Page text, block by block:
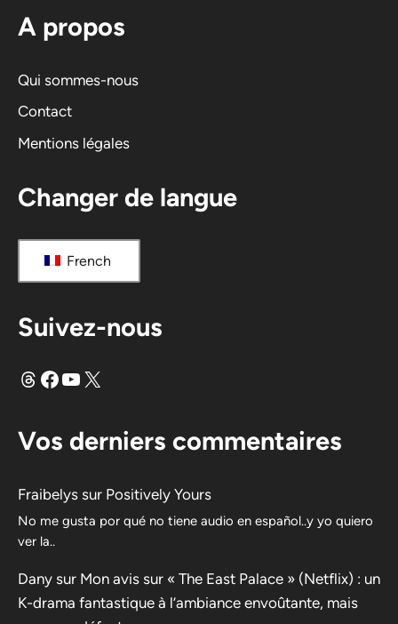
a
i
e
:
A propos
Qui sommes-nous
Contact
Mentions légales
Changer de langue
French
Suivez-nous
FilsFacebook
YouTube
X
Vos derniers commentaires
Fraibelys sur Positively Yours
No me gusta por qué no tiene audio en español..y yo quiero
ver la..
Dany sur Mon avis sur « The East Palace » (Netflix) : un
K-drama fantastique à l’ambiance envoûtante, mais